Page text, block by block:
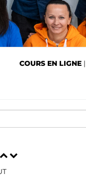
COURS EN LIGNE |